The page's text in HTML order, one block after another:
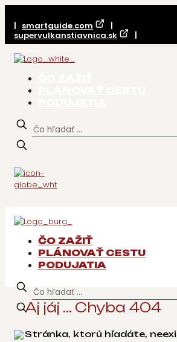
| smartguide.com
|
supervulkanstiavnica.sk
|
ČO ZAŽIŤ
PLÁNOVAŤ CESTU
PODUJATIA
Aj jáj ... Chyba 404
Stránka, ktorú hľadáte,